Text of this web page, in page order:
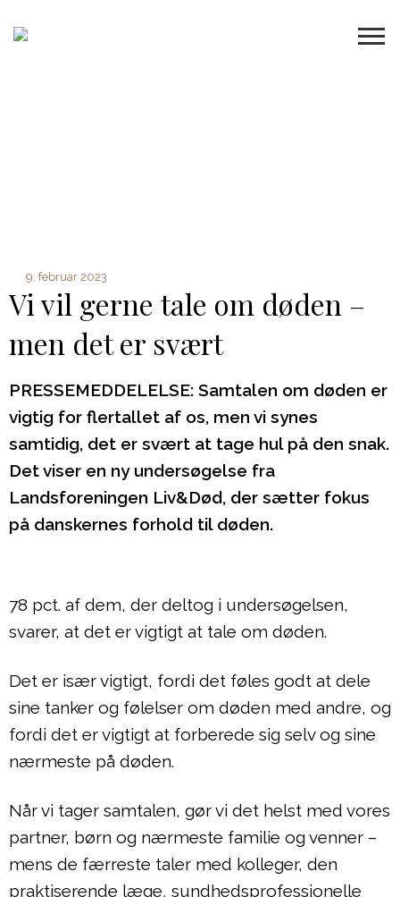
9. februar 2023
Vi vil gerne tale om døden –
men det er svært
PRESSEMEDDELELSE: Samtalen om døden er
vigtig for flertallet af os, men vi synes
samtidig, det er svært at tage hul på den snak.
Det viser en ny undersøgelse fra
Landsforeningen Liv&Død, der sætter fokus
på danskernes forhold til døden.
78 pct. af dem, der deltog i undersøgelsen,
svarer, at det er vigtigt at tale om døden.
Det er især vigtigt, fordi det føles godt at dele
sine tanker og følelser om døden med andre, og
fordi det er vigtigt at forberede sig selv og sine
nærmeste på døden.
Når vi tager samtalen, gør vi det helst med vores
partner, børn og nærmeste familie og venner –
mens de færreste taler med kolleger, den
praktiserende læge, sundhedsprofessionelle